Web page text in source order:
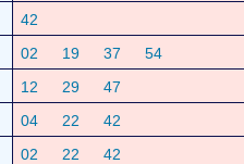
42
02 19 37
54
12 29
47
04 22
42
02 22
42